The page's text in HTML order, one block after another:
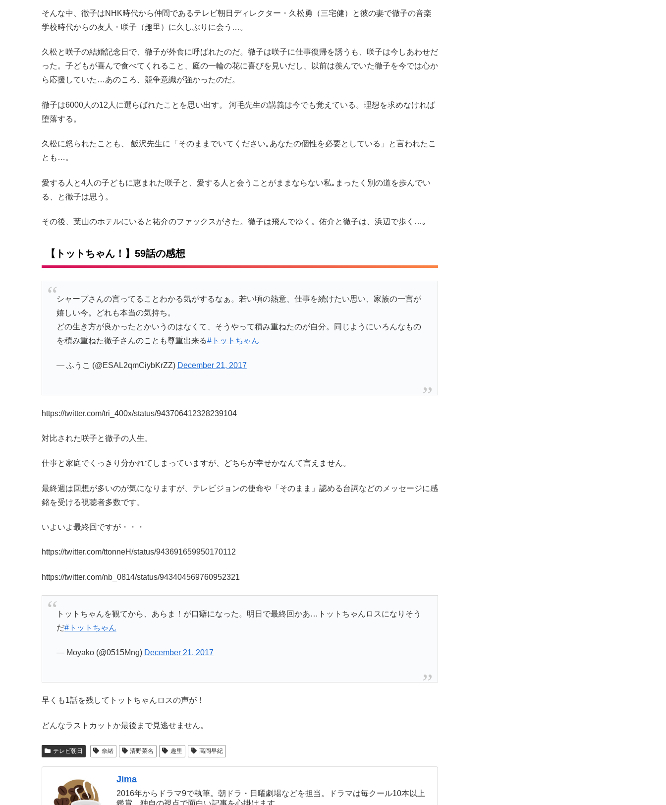
そんな中、徹子はNHK時代から仲間であるテレビ朝日ディレクター・ 久松勇（三宅健）
と彼の妻で徹子の音楽
学校時代からの友人・ 咲子（趣里） に久しぶりに会う…。
久松と咲子の結婚記念日で、徹子が外食に呼ばれたのだ。徹子は咲子に仕事復帰を誘うも、咲子は今しあわせだ
った。子どもが喜んで食べてくれること、庭の一輪の花に喜びを見いだし、以前は羨んでいた徹子を今では心か
ら応援していた…あのころ、競争意識が強かったのだ。
徹子は6000人の12人に選らばれたことを思い出す。 河毛先生の講義は今でも覚えている。理想を求めなければ
堕落する。
久松に怒られたことも、 飯沢先生に「そのままでいてください｡あなたの個性を必要としている」と言われたこ
とも…。
愛する人と4人の子どもに恵まれた咲子と、愛する人と会うことがままならない私｡まったく別の道を歩んでい
る、と徹子は思う。
その後、葉山のホテルにいると祐介のファックスがきた。徹子は飛んでゆく。佑介と徹子は、浜辺で歩く…｡
【トットちゃん！】59話の感想
シャープさんの言ってることわかる気がするなぁ。若い頃の熱意、仕事を続けたい思い、家族の一言が
嬉しい今。どれも本当の気持ち。
どの生き方が良かったとかいうのはなくて、そうやって積み重ねたのが自分。同じようにいろんなもの
を積み重ねた徹子さんのことも尊重出来る#トットちゃん
— ふうこ (@ESAL2qmCiybKrZZ) December 21, 2017
https://twitter.com/tri_400x/status/943706412328239104
対比された咲子と徹子の人生。
仕事と家庭でくっきり分かれてしまっていますが、どちらが幸せかなんて言えません。
最終週は回想が多いのが気になりますが、テレビジョンの使命や「そのまま」認める台詞などのメッセージに感
銘を受ける視聴者多数です。
いよいよ最終回ですが・・・
https://twitter.com/ttonneH/status/943691659950170112
https://twitter.com/nb_0814/status/943404569760952321
トットちゃんを観てから、あらま！が口癖になった。明日で最終回かあ…トットちゃんロスになりそう
だ#トットちゃん
— Moyako (@0515Mng) December 21, 2017
早くも1話を残してトットちゃんロスの声が！
どんなラストカットか最後まで見逃せません。
テレビ朝日 奈緒 清野菜名 趣里 高岡早紀
Jima
2016年からドラマ9で執筆。朝ドラ・日曜劇場などを担当。ドラマは毎クール10本以上
鑑賞。独自の視点で面白い記事を心掛けます。